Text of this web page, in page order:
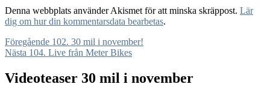
Denna webbplats använder Akismet för att minska skräppost. Lär
dig om hur din kommentarsdata bearbetas.
Inläggsnavigering
Föregående Föregående
inlägg:
102. 30 mil i november!
Nästa Nästa
104. Live från Meter Bikes
Videoteaser 30 mil i november